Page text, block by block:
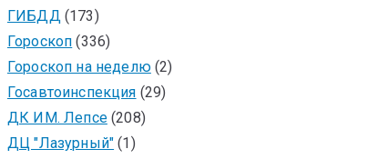
ГИБДД(173)
Гороскоп (336)
Гороскоп на неделю(2)
Госавтоинспекция (29)
ДК ИМ. Лепсе(208)
ДЦ "Лазурный" (1)